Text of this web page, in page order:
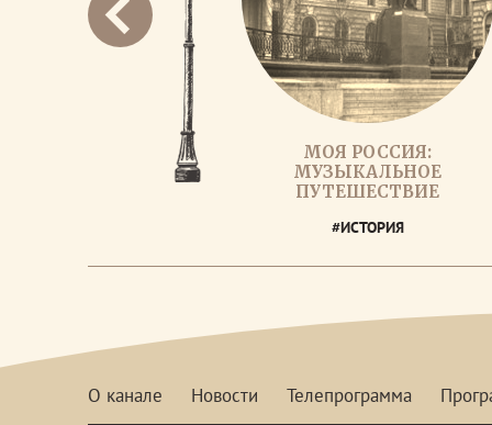
МОЯ РОССИЯ:
МУЗЫКАЛЬНОЕ
ПУТЕШЕСТВИЕ
#ИСТОРИЯ
О канале Новости Телепрограмма